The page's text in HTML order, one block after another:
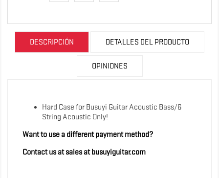
DESCRIPCIÓN DETALLES DEL PRODUCTO
OPINIONES
Hard Case for Busuyi Guitar Acoustic Bass/6
String Acoustic Only!
Want to use a different payment method?
Contact us at sales at busuyiguitar.com